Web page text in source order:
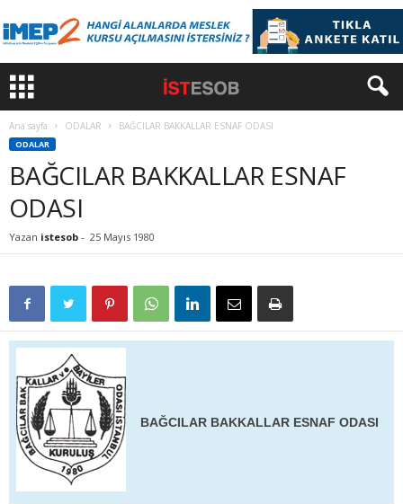
Ana sayfa ODALAR BAĞCILAR BAKKALLAR ESNAF ODASI
ODALAR
BAĞCILAR BAKKALLAR ESNAF
ODASI
Yazan istesob - 25 Mayıs 1980
BAĞCILAR BAKKALLAR ESNAF ODASI